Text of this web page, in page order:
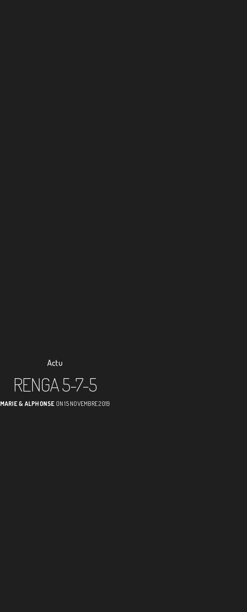
Actu
RENGA 5-7-5
MARIE & ALPHONSE ON 15 NOVEMBRE 2019